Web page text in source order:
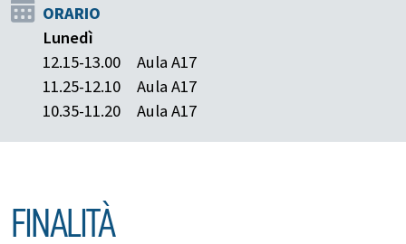
ORARIO
Lunedì
12.15-13.00
Aula A17
11.25-12.10
Aula A17
10.35-11.20
Aula A17
FINALITÀ